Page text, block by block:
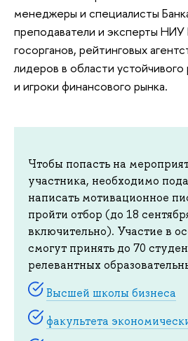
менеджеры и специалисты
преподаватели и эксперты
госорганов, рейтинговых
лидеров в области устойчивого
и игроки финансового рынка.
Чтобы попасть на
участника, необходимо
написать мотивационное
пройти отбор (до 18
включительно). Участие в
смогут принять до 70
релевантных
Высшей школы бизнеса
факультета